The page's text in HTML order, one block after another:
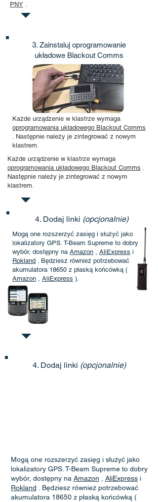
PNY .
3. Zainstaluj oprogramowanie
układowe Blackout Comms
Każde urządzenie w klastrze wymaga
oprogramowania układowego Blackout Comms
. Następnie należy je zintegrować z nowym
klastrem.
Każde urządzenie w klastrze wymaga
oprogramowania układowego Blackout Comms .
Następnie należy je zintegrować z nowym
klastrem.
4. Dodaj linki (opcjonalnie)
Mogą one rozszerzyć zasięg i służyć jako
lokalizatory GPS. T-Beam Supreme to dobry
wybór, dostępny na Amazon , AliExpress i
Rokland . Będziesz również potrzebować
akumulatora 18650 z płaską końcówką (
Amazon , AliExpress ).
4. Dodaj linki (opcjonalnie)
Mogą one rozszerzyć zasięg i służyć jako
lokalizatory GPS. T-Beam Supreme to dobry
wybór, dostępny na Amazon , AliExpress i
Rokland . Będziesz również potrzebować
akumulatora 18650 z płaską końcówką (